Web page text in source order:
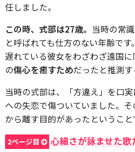
任しました。
この時、式部は27歳。 当時の常
と呼ばれても仕方のない年齢で
遅れている彼女をわざわざ遠国
の傷心を癒すためだったと推測す
当時の式部は、「方違え」を口
への失恋で傷ついていました。
から離す目的があったということ
2ページ目 心細さが詠ませた歌